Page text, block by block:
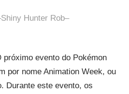
Shiny Hunter Rob–
próximo evento do Pokémon
por nome Animation Week, ou
Durante este evento, os